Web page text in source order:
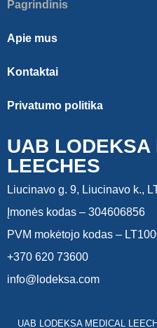
Pagrindinis
Apie mus
Kontaktai
Privatumo politika
UAB LODEKSA
LEECHES
Liucinavo g. 9, Liucinavo k.,
Įmonės kodas – 304606856
PVM mokėtojo kodas –
+370 620 73600
info@lodeksa.com
UAB LODEKSA MEDICAL